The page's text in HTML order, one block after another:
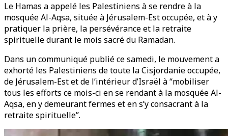
Le Hamas a appelé les Palestiniens à se rendre à la
mosquée Al-Aqsa, située à Jérusalem-Est occupée, et à y
pratiquer la prière, la persévérance et la retraite
spirituelle durant le mois sacré du Ramadan.
Dans un communiqué publié ce samedi, le mouvement a
exhorté les Palestiniens de toute la Cisjordanie occupée,
de Jérusalem-Est et de l’intérieur d’Israël à “mobiliser
tous les efforts ce mois-ci en se rendant à la mosquée Al-
Aqsa, en y demeurant fermes et en s’y consacrant à la
retraite spirituelle”.